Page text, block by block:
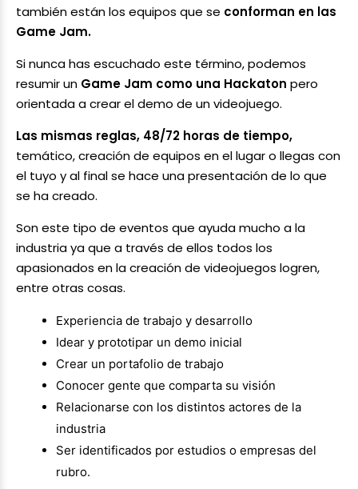
también están los equipos que se conforman en las
Game Jam.
Si nunca has escuchado este término, podemos
resumir un Game Jam como una Hackaton pero
orientada a crear el demo de un videojuego.
Las mismas reglas, 48/72 horas de tiempo,
temático, creación de equipos en el lugar o llegas con
el tuyo y al final se hace una presentación de lo que
se ha creado.
Son este tipo de eventos que ayuda mucho a la
industria ya que a través de ellos todos los
apasionados en la creación de videojuegos logren,
entre otras cosas.
Experiencia de trabajo y desarrollo
Idear y prototipar un demo inicial
Crear un portafolio de trabajo
Conocer gente que comparta su visión
Relacionarse con los distintos actores de la
industria
Ser identificados por estudios o empresas del
rubro.